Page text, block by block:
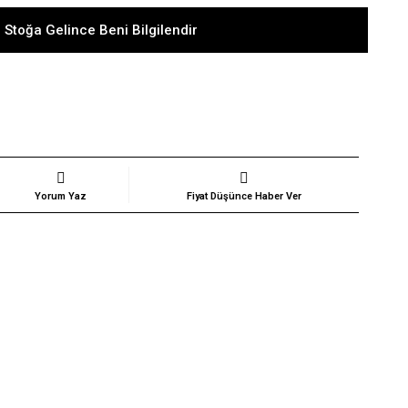
Stoğa Gelince Beni Bilgilendir
Yorum Yaz Fiyat Düşünce Haber Ver